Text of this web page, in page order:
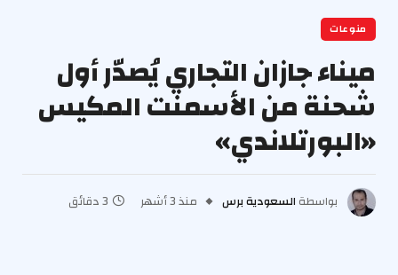
منوعات
ميناء جازان التجاري يُصدّر أول
شحنة من الأسمنت المكيس
«البورتلاندي»
بواسطة السعودية برس منذ 3 أشهر 3 دقائق